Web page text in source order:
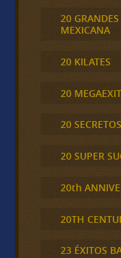
20
MEXICANA
20 KILATES
20
20
20 SUPER
20th
20TH
23 ÉXITOS